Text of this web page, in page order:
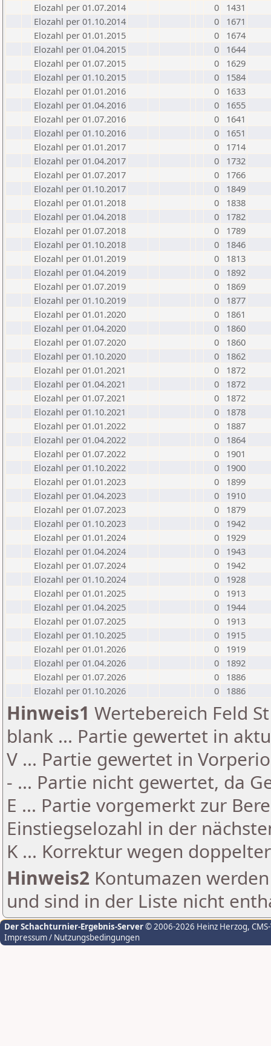
Elozahl per 01.07.2014
0
1431
Elozahl per 01.10.2014
0
1671
Elozahl per 01.01.2015
0
1674
Elozahl per 01.04.2015
0
1644
Elozahl per 01.07.2015
0
1629
Elozahl per 01.10.2015
0
1584
Elozahl per 01.01.2016
0
1633
Elozahl per 01.04.2016
0
1655
Elozahl per 01.07.2016
0
1641
Elozahl per 01.10.2016
0
1651
Elozahl per 01.01.2017
0
1714
Elozahl per 01.04.2017
0
1732
Elozahl per 01.07.2017
0
1766
Elozahl per 01.10.2017
0
1849
Elozahl per 01.01.2018
0
1838
Elozahl per 01.04.2018
0
1782
Elozahl per 01.07.2018
0
1789
Elozahl per 01.10.2018
0
1846
Elozahl per 01.01.2019
0
1813
Elozahl per 01.04.2019
0
1892
Elozahl per 01.07.2019
0
1869
Elozahl per 01.10.2019
0
1877
Elozahl per 01.01.2020
0
1861
Elozahl per 01.04.2020
0
1860
Elozahl per 01.07.2020
0
1860
Elozahl per 01.10.2020
0
1862
Elozahl per 01.01.2021
0
1872
Elozahl per 01.04.2021
0
1872
Elozahl per 01.07.2021
0
1872
Elozahl per 01.10.2021
0
1878
Elozahl per 01.01.2022
0
1887
Elozahl per 01.04.2022
0
1864
Elozahl per 01.07.2022
0
1901
Elozahl per 01.10.2022
0
1900
Elozahl per 01.01.2023
0
1899
Elozahl per 01.04.2023
0
1910
Elozahl per 01.07.2023
0
1879
Elozahl per 01.10.2023
0
1942
Elozahl per 01.01.2024
0
1929
Elozahl per 01.04.2024
0
1943
Elozahl per 01.07.2024
0
1942
Elozahl per 01.10.2024
0
1928
Elozahl per 01.01.2025
0
1913
Elozahl per 01.04.2025
0
1944
Elozahl per 01.07.2025
0
1913
Elozahl per 01.10.2025
0
1915
Elozahl per 01.01.2026
0
1919
Elozahl per 01.04.2026
0
1892
Elozahl per 01.07.2026
0
1886
Elozahl per 01.10.2026
0 1886
Hinweis1 Wertebereich Feld
blank ... Partie gewertet in
V ... Partie gewertet in
- ... Partie nicht gewertet, da
E ... Partie vorgemerkt zur
Einstiegselozahl in der
K ... Korrektur wegen
Hinweis2 Kontumazen
und sind in der Liste nicht
Der Schachturnier-Ergebnis-Server© 2006-2026 Heinz Herzog,
Impressum / Nutzungsbedingungen